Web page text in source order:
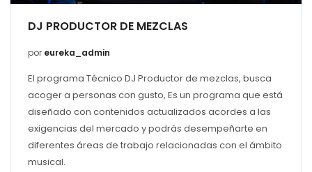
DJ PRODUCTOR DE MEZCLAS
por eureka_admin
El programa Técnico DJ Productor de mezclas, busca
acoger a personas con gusto, Es un programa que está
diseñado con contenidos actualizados acordes a las
exigencias del mercado y podrás desempeñarte en
diferentes áreas de trabajo relacionadas con el ámbito
musical.